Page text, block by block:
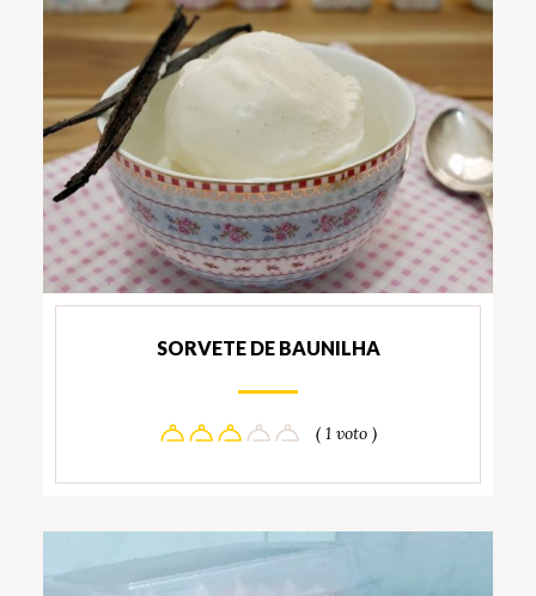
SORVETE DE BAUNILHA
( 1 voto )